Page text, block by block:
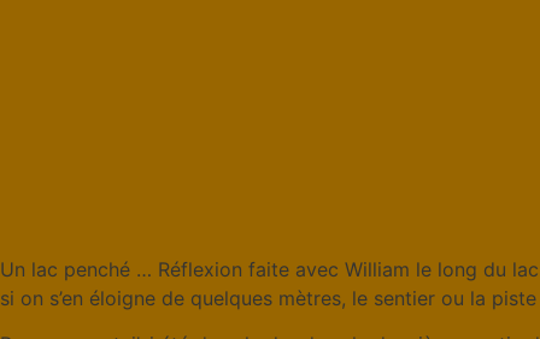
Un lac penché … Réflexion faite avec William le long du
si on s’en éloigne de quelques mètres, le sentier ou la